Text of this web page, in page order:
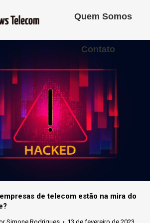
Quem Somos
Contato
de telecom estão na mira do